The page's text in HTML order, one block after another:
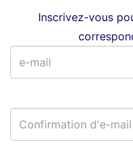
Inscrivez-vous